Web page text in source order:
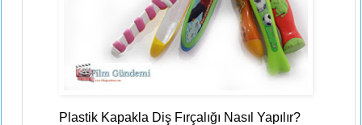
Plastik Kapakla Diş Fırçalığı Nasıl Yapılır?